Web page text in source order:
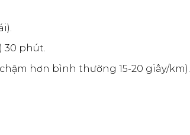
30 phút.
chậm hơn bình thường 15-20 giây/km).